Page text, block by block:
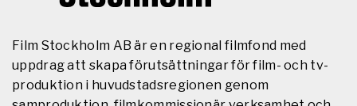
Film Stockholm AB är en regional filmfond med
uppdrag att skapa förutsättningar för film- och tv-
produktion i huvudstadsregionen genom